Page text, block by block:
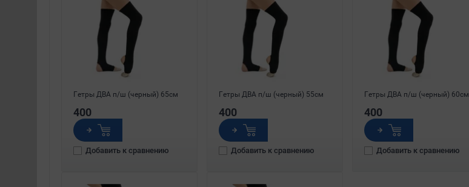
Гетры ДВА п/ш (черный) 65см
400
Добавить к сравнению
Гетры ДВА п/ш (черный) 55см
400
Добавить к сравнению
Гетры ДВА п/ш (черный) 60см
400
Добавить к сравнению